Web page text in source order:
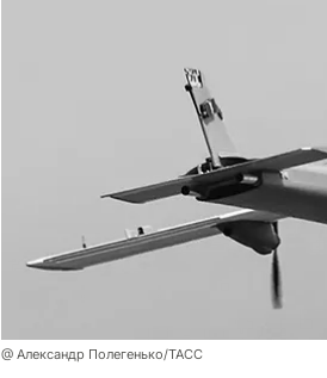
@ Александр Полегенько/ТАСС